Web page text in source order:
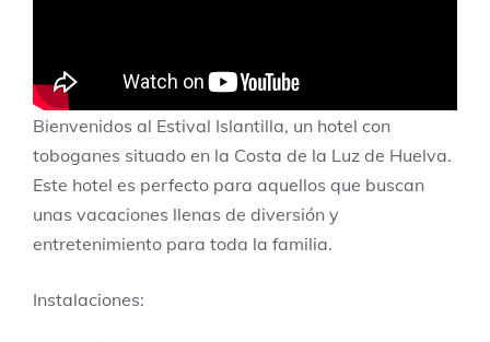
Bienvenidos al Estival Islantilla, un hotel con
toboganes situado en la Costa de la Luz de Huelva.
Este hotel es perfecto para aquellos que buscan
unas vacaciones llenas de diversión y
entretenimiento para toda la familia.
Instalaciones: